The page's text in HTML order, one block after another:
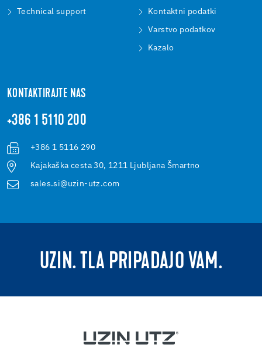
Technical support Kontaktni podatki
Varstvo podatkov
Kazalo
KONTAKTIRAJTE NAS
+386 1 5110 200
+386 1 5116 290
Kajakaška cesta 30, 1211 Ljubljana Šmartno
sales.si@uzin-utz.com
UZIN. TLA PRIPADAJO VAM.